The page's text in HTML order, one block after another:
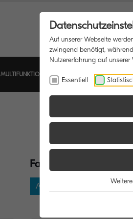
MULTIFUNKTIONSDRUCKER SOFTWARE
Farbe:
Alle
Auf unserer Webseite
zwingend benötigt,
Nutzererfahrung auf unserer
Essentiell